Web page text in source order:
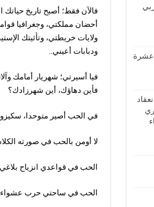
فالآن فقط؛ أصبح تاريخ
أحضان مملكتي، وجغرافيا
ولايات خريطتي، وتأثيتك
ودبابات أعيني..
فيا أسيرتي؛ شهريار أمامك
فأين دهاؤك، أين شهرزادك؟
في الحب أصير متوحدا،
لا أومن بالحب في صورته
الحب في قواعدي انزياح
الحب في ساحتي حرب
عشرة